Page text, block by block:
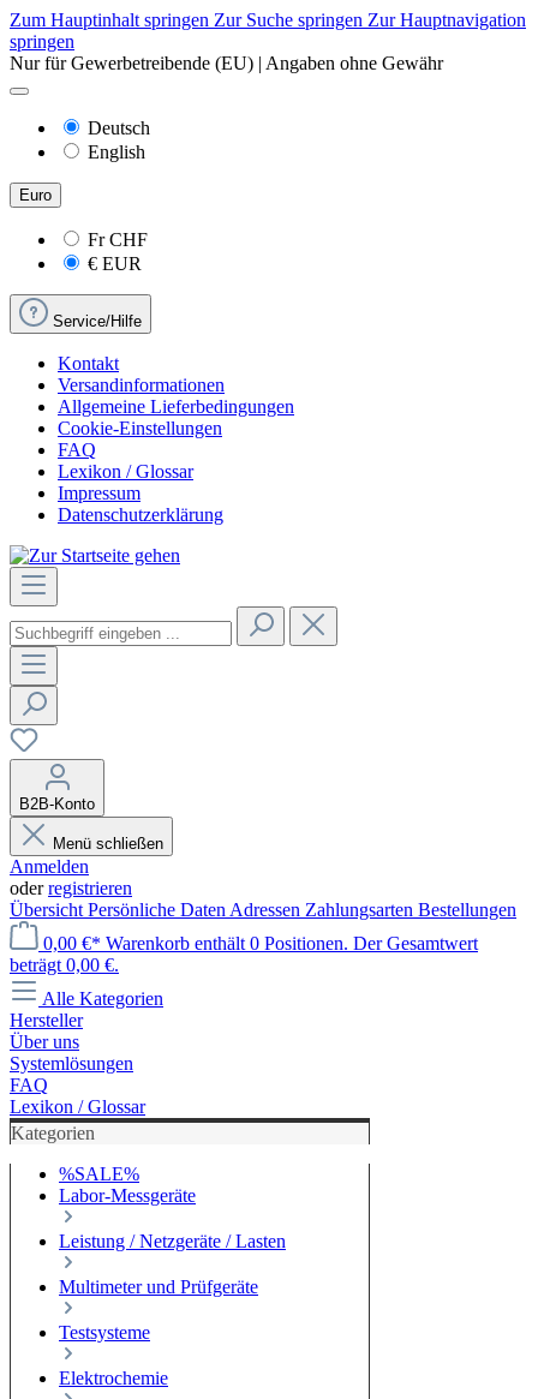
Zum Hauptinhalt springen Zur Suche springen Zur Hauptnavigation
springen
Nur für Gewerbetreibende (EU) | Angaben ohne Gewähr
Deutsch
English
Euro
FrCHF
€ EUR
Service/Hilfe
Kontakt
Versandinformationen
Allgemeine Lieferbedingungen
Cookie-Einstellungen
FAQ
Lexikon / Glossar
Impressum
Datenschutzerklärung
B2B-Konto
Menü schließen
Anmelden
oderregistrieren
Übersicht Persönliche Daten Adressen Zahlungsarten Bestellungen
0,00 €* Warenkorb enthält 0 Positionen. Der Gesamtwert
beträgt 0,00 €.
Alle Kategorien
Hersteller
Über uns
Systemlösungen
FAQ
Lexikon / Glossar
Kategorien
%SALE%
Labor-Messgeräte
Leistung / Netzgeräte / Lasten
Multimeter und Prüfgeräte
Testsysteme
Elektrochemie